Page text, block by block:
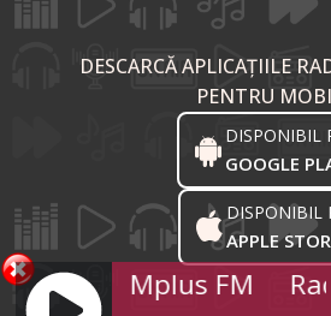
DESCARCĂ APLICAȚIILE
PENTRU
DISPONIBIL
GOOGLE
DISPONIBIL
APPLE
Radio Mplus FM